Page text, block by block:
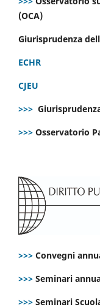
(OCA)
Giurisprudenza
ECHR
CJEU
>>>
>>> Osservatorio
>>> Convegni
>>> Seminari
>>> Seminari